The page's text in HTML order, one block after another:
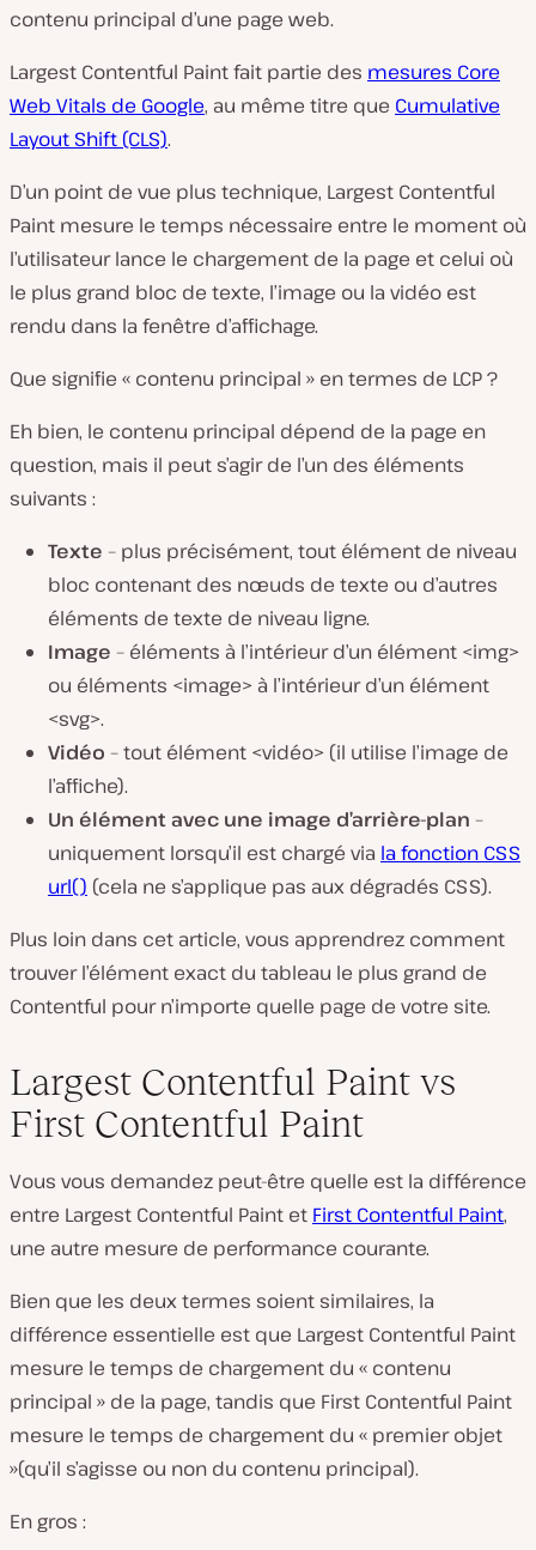
contenu principal d’une page web.
Largest Contentful Paint fait partie des mesures Core
Web Vitals de Google, au même titre que Cumulative
Layout Shift (CLS).
D’un point de vue plus technique, Largest Contentful
Paint mesure le temps nécessaire entre le moment où
l’utilisateur lance le chargement de la page et celui où
le plus grand bloc de texte, l’image ou la vidéo est
rendu dans la fenêtre d’affichage.
Que signifie « contenu principal » en termes de LCP ?
Eh bien, le contenu principal dépend de la page en
question, mais il peut s’agir de l’un des éléments
suivants :
Texte – plus précisément, tout élément de niveau
bloc contenant des nœuds de texte ou d’autres
éléments de texte de niveau ligne.
Image – éléments à l’intérieur d’un élément <img>
ou éléments <image> à l’intérieur d’un élément
<svg>.
Vidéo – tout élément <vidéo> (il utilise l’image de
l’affiche).
Un élément avec une image d’arrière-plan –
uniquement lorsqu’il est chargé via la fonction CSS
url() (cela ne s’applique pas aux dégradés CSS).
Plus loin dans cet article, vous apprendrez comment
trouver l’élément exact du tableau le plus grand de
Contentful pour n’importe quelle page de votre site.
Largest Contentful Paint vs
First Contentful Paint
Vous vous demandez peut-être quelle est la différence
entre Largest Contentful Paint et First Contentful Paint,
une autre mesure de performance courante.
Bien que les deux termes soient similaires, la
différence essentielle est que Largest Contentful Paint
mesure le temps de chargement du « contenu
principal » de la page, tandis que First Contentful Paint
mesure le temps de chargement du « premier objet
»(qu’il s’agisse ou non du contenu principal).
En gros :